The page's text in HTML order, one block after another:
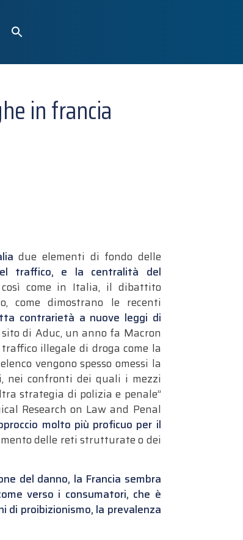
in francia
due elementi di fondo delle
traffico, e la centralità del
come in Italia, il dibattito
come dimostrano le recenti
contrarietà a nuove leggi di
di Aduc, un anno fa Macron
illegale di droga come la
vengono spesso omessi la
nei confronti dei quali i mezzi
strategia di polizia e penale”
Research on Law and Penal
molto più proficuo per il
delle reti strutturate o dei
del danno, la Francia sembra
verso i consumatori, che è
di proibizionismo, la prevalenza